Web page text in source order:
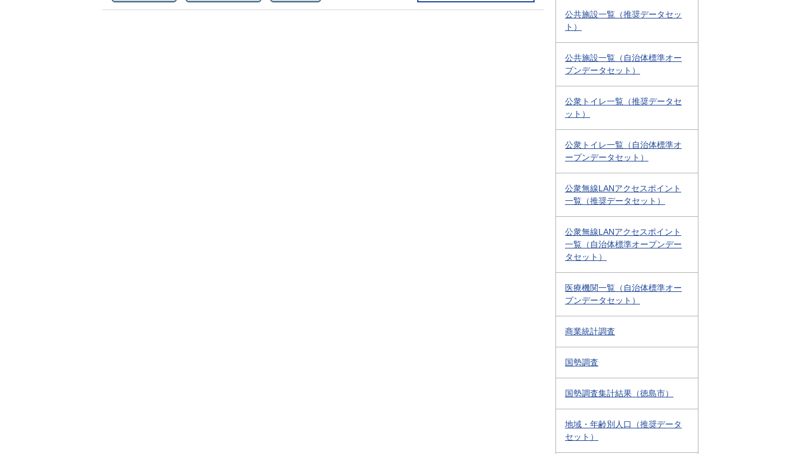
公共施設一覧（推奨データセッ
ト）
公共施設一覧（自治体標準オー
プンデータセット）
公衆トイレ一覧（推奨データセ
ット）
公衆トイレ一覧（自治体標準オ
ープンデータセット）
公衆無線LANアクセスポイント
一覧（推奨データセット）
公衆無線LANアクセスポイント
一覧（自治体標準オープンデー
タセット）
医療機関一覧（自治体標準オー
プンデータセット）
商業統計調査
国勢調査
国勢調査集計結果（徳島市）
地域・年齢別人口（推奨データ
セット）